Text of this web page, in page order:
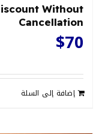
Without
Cancellation
$70
إضافة إلى السلة